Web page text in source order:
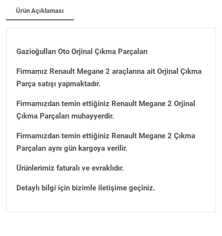
Ürün Açıklaması
Gazioğulları Oto Orjinal Çıkma Parçaları
Firmamız Renault Megane 2 araçlarına ait Orjinal Çıkma
Parça satışı yapmaktadır.
Firmamızdan temin ettiğiniz Renault Megane 2 Orjinal
Çıkma Parçaları muhayyerdir.
Firmamızdan temin ettiğiniz Renault Megane 2 Çıkma
Parçaları aynı gün kargoya verilir.
Ürünlerimiz faturalı ve evraklıdır.
Detaylı bilgi için bizimle iletişime geçiniz.